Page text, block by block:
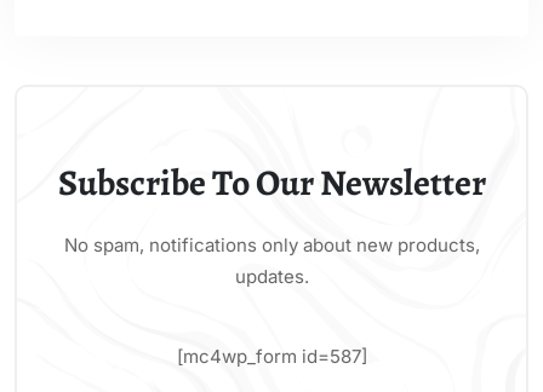
Subscribe To Our Newsletter
No spam, notifications only about new products,
updates.
[mc4wp_form id=587]